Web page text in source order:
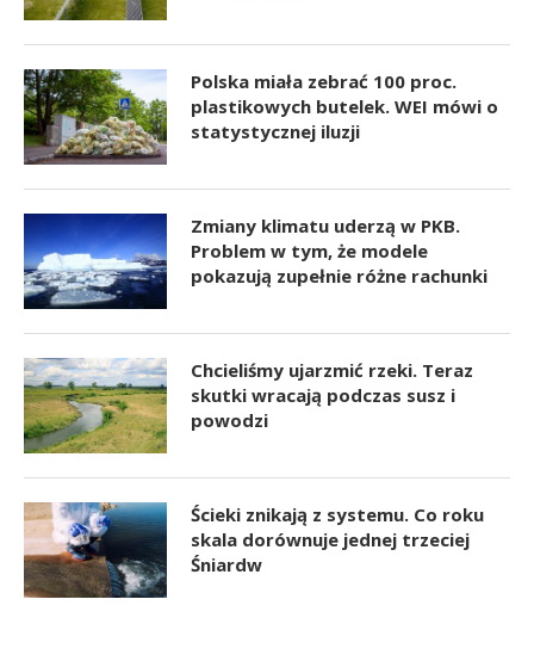
Polska miała zebrać 100 proc.
plastikowych butelek. WEI mówi o
statystycznej iluzji
Zmiany klimatu uderzą w PKB.
Problem w tym, że modele
pokazują zupełnie różne rachunki
Chcieliśmy ujarzmić rzeki. Teraz
skutki wracają podczas susz i
powodzi
Ścieki znikają z systemu. Co roku
skala dorównuje jednej trzeciej
Śniardw